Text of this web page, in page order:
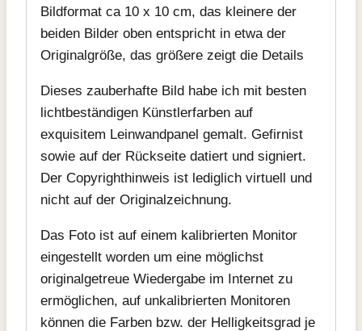
Bildformat ca 10 x 10 cm, das kleinere der
beiden Bilder oben entspricht in etwa der
Originalgröße, das größere zeigt die Details
Dieses zauberhafte Bild habe ich mit besten
lichtbeständigen Künstlerfarben auf
exquisitem Leinwandpanel gemalt. Gefirnist
sowie auf der Rückseite datiert und signiert.
Der Copyrighthinweis ist lediglich virtuell und
nicht auf der Originalzeichnung.
Das Foto ist auf einem kalibrierten Monitor
eingestellt worden um eine möglichst
originalgetreue Wiedergabe im Internet zu
ermöglichen, auf unkalibrierten Monitoren
können die Farben bzw. der Helligkeitsgrad je